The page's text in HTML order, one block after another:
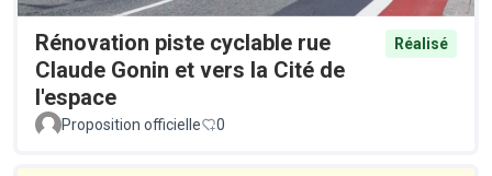
Rénovation piste cyclable rue
Claude Gonin et vers la Cité de
l'espace
Réalisé
Proposition officielle 0